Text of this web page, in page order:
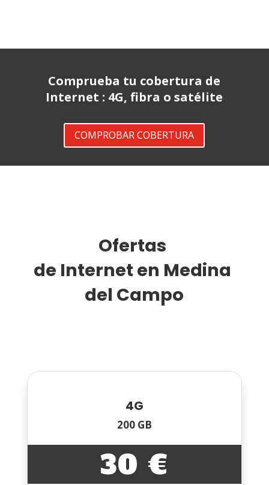
Comprueba tu cobertura de
Internet : 4G, fibra o satélite
COMPROBAR COBERTURA
Ofertas
de Internet en Medina
del Campo
4G
200 GB
30 €